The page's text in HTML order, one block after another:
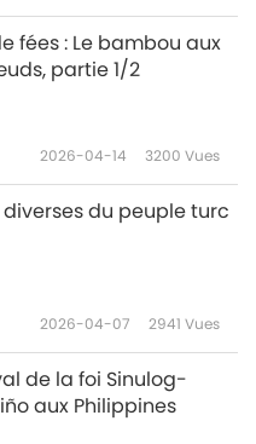
fées : Le bambou aux
partie 1/2
2026-04-14 3200 Vues
diverses du peuple turc
2026-04-07 2941 Vues
de la foi Sinulog-
aux Philippines